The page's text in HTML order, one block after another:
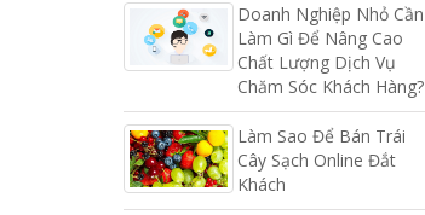
Doanh Nghiệp Nhỏ Cần
Làm Gì Để Nâng Cao
Chất Lượng Dịch Vụ
Chăm Sóc Khách Hàng?
Làm Sao Để Bán Trái
Cây Sạch Online Đắt
Khách